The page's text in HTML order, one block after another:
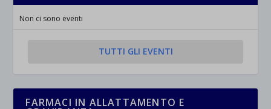
Non ci sono eventi
TUTTI GLI EVENTI
FARMACI IN ALLATTAMENTO E